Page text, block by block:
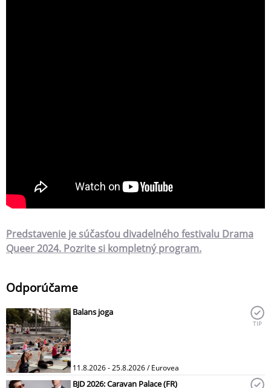
Predstavenie je súčasťou divadelného festivalu Drama
Queer 2024. Pozrite si kompletný program.
Odporúčame
Balans joga
11.8.2026 - 25.8.2026 / Eurovea
TIP
BJD 2026: Caravan Palace (FR)